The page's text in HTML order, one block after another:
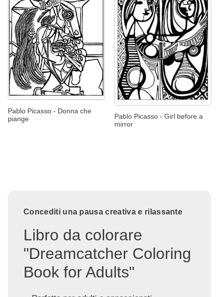
Pablo Picasso - Donna che
piange
Pablo Picasso - Girl before a
mirror
Concediti una pausa creativa e rilassante
Libro da colorare
"Dreamcatcher Coloring
Book for Adults"